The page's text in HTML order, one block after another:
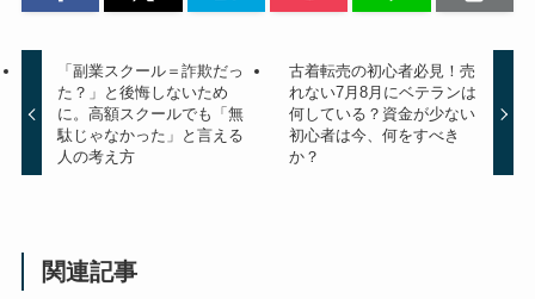
「副業スクール＝詐欺だっ
た？」と後悔しないため
に。高額スクールでも「無
駄じゃなかった」と言える
人の考え方
古着転売の初心者必見！売
れない7月8月にベテランは
何している？資金が少ない
初心者は今、何をすべき
か？
関連記事